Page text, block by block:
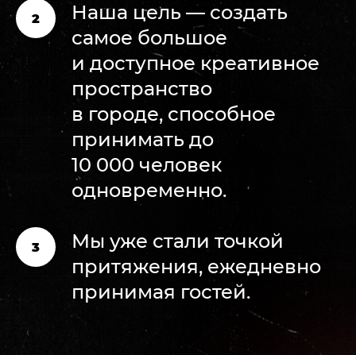
Наша цель — создать
самое большое
и доступное креативное
пространство
в городе, способное
принимать до
10 000 человек
одновременно.
Мы уже стали точкой
притяжения, ежедневно
принимая гостей.